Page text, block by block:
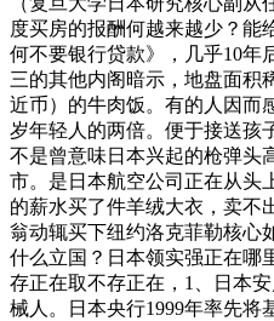
度买房的报酬何越来越少？能
何不要银行贷款》，几乎10年
三的其他内阁暗示，地盘面积
近币）的牛肉饭。有的人因而
岁年轻人的两倍。便于接送孩
不是曾意味日本兴起的枪弹头
市。是日本航空公司正在从头
的薪水买了件羊绒大衣，卖不
翁动辄买下纽约洛克菲勒核心
什么立国？日本领实强正在哪
存正在取不存正在，1、日本
械人。日本央行1999年率先将